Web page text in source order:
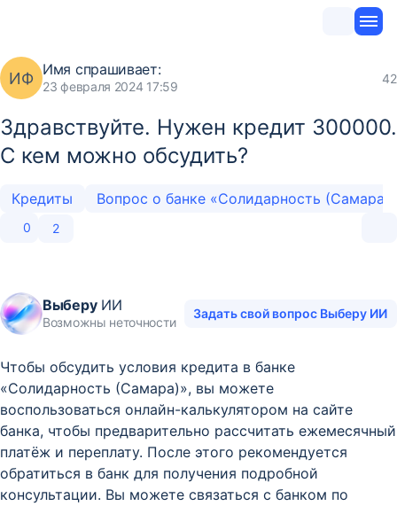
ИФ Имя спрашивает:
23 февраля 2024 17:59
42
Здравствуйте. Нужен кредит 300000.
С кем можно обсудить?
Кредиты Вопрос о банке «Солидарность
0 2
ВыберуИИ
Возможны неточности
Задать свой вопрос Выберу ИИ
Чтобы обсудить условия кредита в банке
«Солидарность (Самара)», вы можете
воспользоваться онлайн-калькулятором на сайте
банка, чтобы предварительно рассчитать ежемесячный
платёж и переплату. После этого рекомендуется
обратиться в банк для получения подробной
консультации. Вы можете связаться с банком по